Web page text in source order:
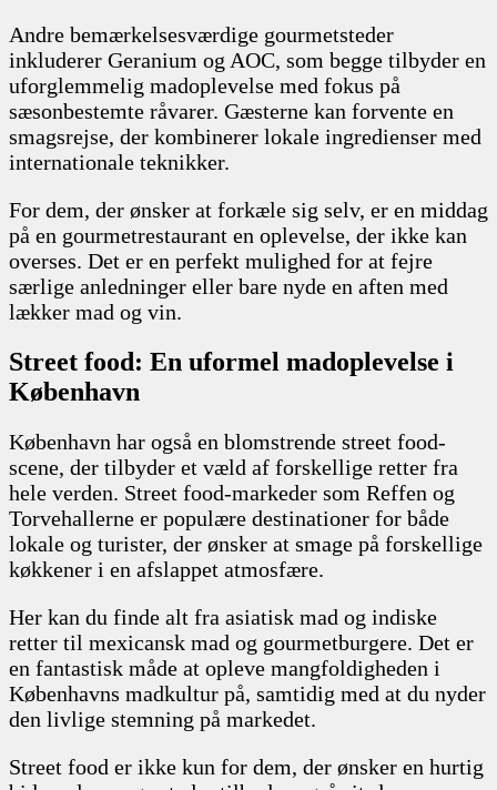
Andre bemærkelsesværdige gourmetsteder
inkluderer Geranium og AOC, som begge tilbyder en
uforglemmelig madoplevelse med fokus på
sæsonbestemte råvarer. Gæsterne kan forvente en
smagsrejse, der kombinerer lokale ingredienser med
internationale teknikker.
For dem, der ønsker at forkæle sig selv, er en middag
på en gourmetrestaurant en oplevelse, der ikke kan
overses. Det er en perfekt mulighed for at fejre
særlige anledninger eller bare nyde en aften med
lækker mad og vin.
Street food: En uformel madoplevelse i
København
København har også en blomstrende street food-
scene, der tilbyder et væld af forskellige retter fra
hele verden. Street food-markeder som Reffen og
Torvehallerne er populære destinationer for både
lokale og turister, der ønsker at smage på forskellige
køkkener i en afslappet atmosfære.
Her kan du finde alt fra asiatisk mad og indiske
retter til mexicansk mad og gourmetburgere. Det er
en fantastisk måde at opleve mangfoldigheden i
Københavns madkultur på, samtidig med at du nyder
den livlige stemning på markedet.
Street food er ikke kun for dem, der ønsker en hurtig